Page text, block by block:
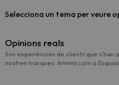
Selecciona un tema per veure
Opinions reals
Són experiències de clients que s'han
nostres marques: Amimir.com o